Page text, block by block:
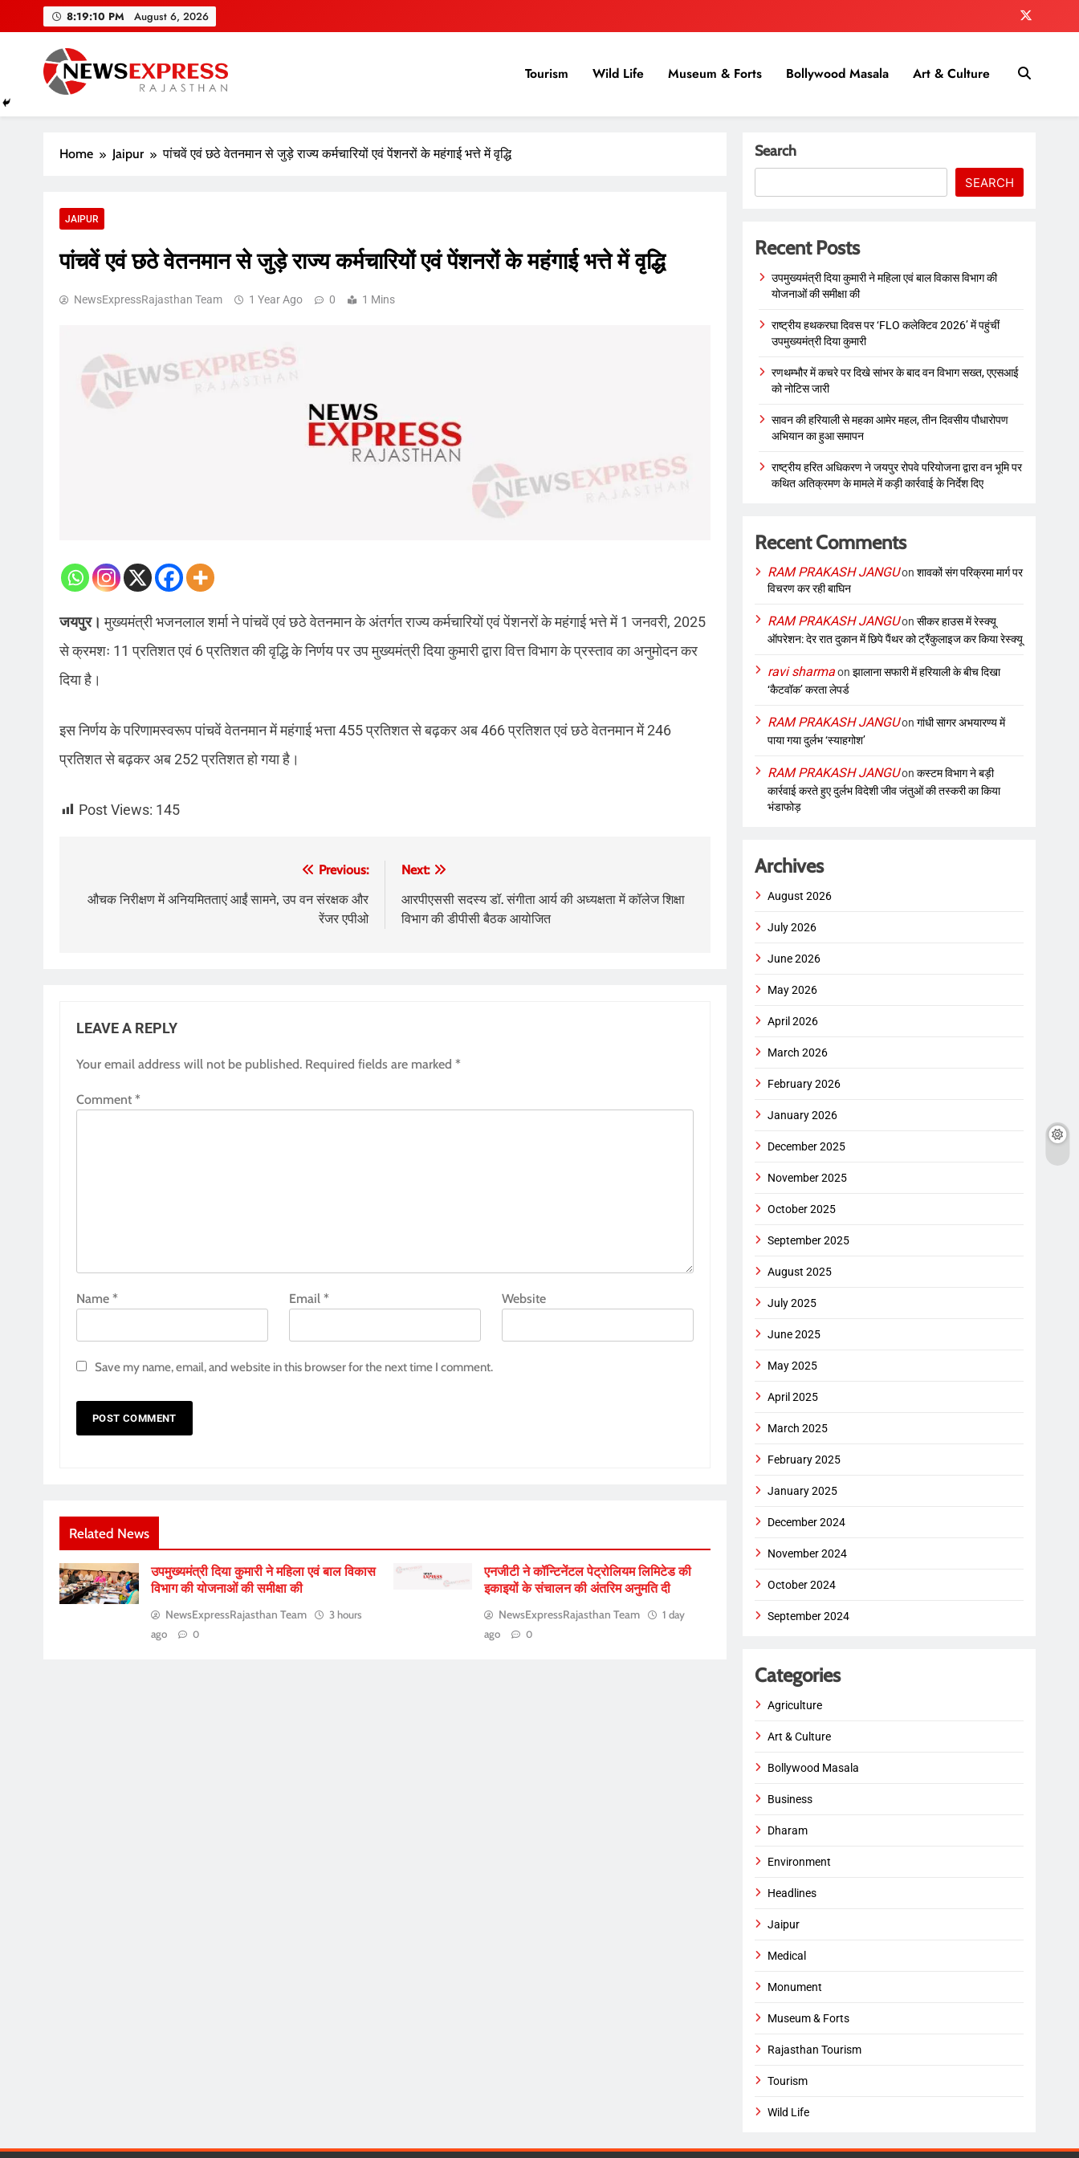
8:19:11 PM August 6, 2026
Tourism Wild Life Museum & Forts Bollywood Masala Art & Culture
Home Jaipur पांचवें एवं छठे वेतनमान से जुड़े राज्य कर्मचारियों एवं पेंशनरों के महंगाई भत्ते में वृद्धि
JAIPUR
पांचवें एवं छठे वेतनमान से जुड़े राज्य कर्मचारियों एवं पेंशनरों के महंगाई भत्ते में वृद्धि
NewsExpressRajasthan Team 1 Year Ago 0 1 Mins
जयपुर।मुख्यमंत्री भजनलाल शर्मा ने पांचवें एवं छठे वेतनमान के अंतर्गत राज्य कर्मचारियों एवं पेंशनरों के महंगाई भत्ते में 1 जनवरी, 2025
से क्रमशः 11 प्रतिशत एवं 6 प्रतिशत की वृद्धि के निर्णय पर उप मुख्यमंत्री दिया कुमारी द्वारा वित्त विभाग के प्रस्ताव का अनुमोदन कर
दिया है।
इस निर्णय के परिणामस्वरूप पांचवें वेतनमान में महंगाई भत्ता 455 प्रतिशत से बढ़कर अब 466 प्रतिशत एवं छठे वेतनमान में 246
प्रतिशत से बढ़कर अब 252 प्रतिशत हो गया है।
Post Views: 145
navigation
Previous:
औचक निरीक्षण में अनियमितताएं आईं सामने, उप वन संरक्षक और
रेंजर एपीओ
Next:
आरपीएससी सदस्य डॉ. संगीता आर्य की अध्यक्षता में कॉलेज शिक्षा
विभाग की डीपीसी बैठक आयोजित
LEAVE A REPLY
Your email address will not be published. Required fields are marked *
Comment *
Name * Email* Website
Save my name, email, and website in this browser for the next time I comment.
Related News
उपमुख्यमंत्री दिया कुमारी ने महिला एवं बाल विकास
विभाग की योजनाओं की समीक्षा की
NewsExpressRajasthan Team
3 hours
ago
0
एनजीटी ने कॉन्टिनेंटल पेट्रोलियम लिमिटेड की
इकाइयों के संचालन की अंतरिम अनुमति दी
NewsExpressRajasthan Team
1 day
ago
0
Search
SEARCH
Recent Posts
उपमुख्यमंत्री दिया कुमारी ने महिला एवं बाल विकास विभाग की
योजनाओं की समीक्षा की
राष्ट्रीय हथकरघा दिवस पर ‘FLO कलेक्टिव 2026’ में पहुंचीं
उपमुख्यमंत्री दिया कुमारी
रणथम्भौर में कचरे पर दिखे सांभर के बाद वन विभाग सख्त, एएसआई
को नोटिस जारी
सावन की हरियाली से महका आमेर महल, तीन दिवसीय पौधारोपण
अभियान का हुआ समापन
राष्ट्रीय हरित अधिकरण ने जयपुर रोपवे परियोजना द्वारा वन भूमि पर
कथित अतिक्रमण के मामले में कड़ी कार्रवाई के निर्देश दिए
Recent Comments
RAM PRAKASH JANGUonशावकों संग परिक्रमा मार्ग पर
विचरण कर रही बाघिन
RAM PRAKASH JANGUonसीकर हाउस में रेस्क्यू
ऑपरेशन: देर रात दुकान में छिपे पैंथर को ट्रैंकुलाइज कर किया रेस्क्यू
ravi sharmaonझालाना सफारी में हरियाली के बीच दिखा
‘कैटवॉक’ करता लेपर्ड
RAM PRAKASH JANGUonगांधी सागर अभयारण्य में
पाया गया दुर्लभ ‘स्याहगोश’
RAM PRAKASH JANGUonकस्टम विभाग ने बड़ी
कार्रवाई करते हुए दुर्लभ विदेशी जीव जंतुओं की तस्करी का किया
भंडाफोड़
Archives
August 2026
July 2026
June 2026
May 2026
April 2026
March 2026
February 2026
January 2026
December 2025
November 2025
October 2025
September 2025
August 2025
July 2025
June 2025
May 2025
April 2025
March 2025
February 2025
January 2025
December 2024
November 2024
October 2024
September 2024
Categories
Agriculture
Art & Culture
Bollywood Masala
Business
Dharam
Environment
Headlines
Jaipur
Medical
Monument
Museum & Forts
Rajasthan Tourism
Tourism
Wild Life